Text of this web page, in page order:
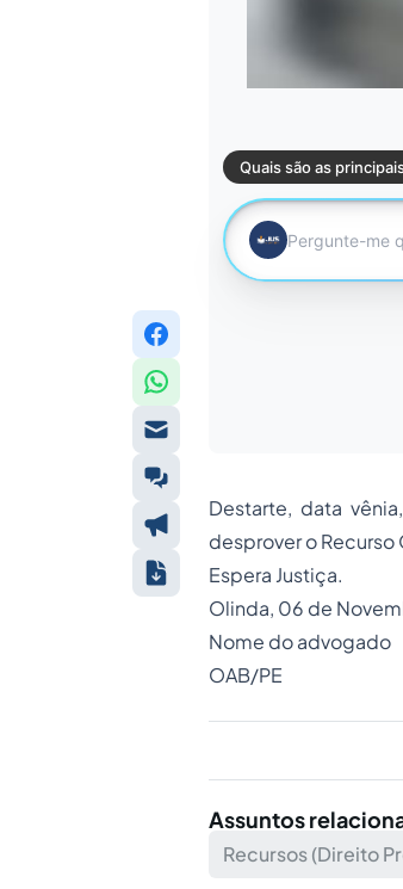
Destarte, data
desprover o
Espera Justiça.
Olinda, 06 de
Nome do advogado
OAB/PE
Assuntos
Recursos (Direito